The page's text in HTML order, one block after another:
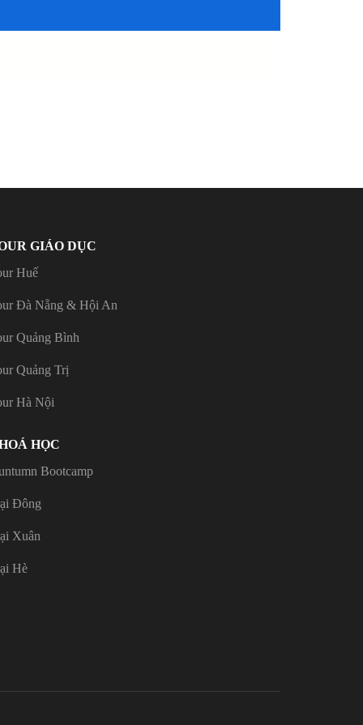
GIÁO DỤC
Huế
Đà Nẵng & Hội An
Quảng Bình
Quảng Trị
Hà Nội
HỌC
Bootcamp
Đông
Xuân
Hè